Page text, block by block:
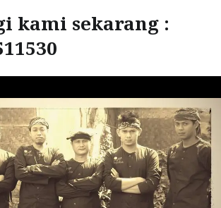
kami sekarang :